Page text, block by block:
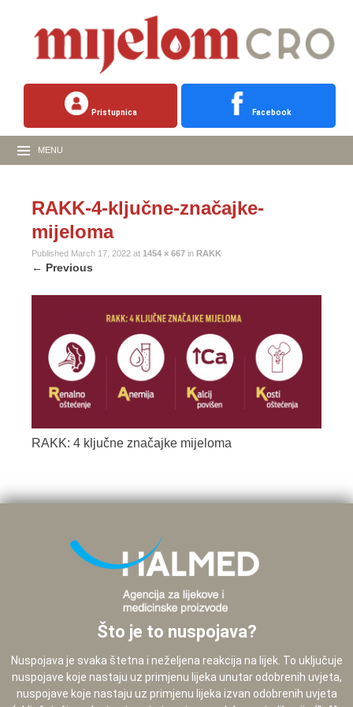
Pristupnica Facebook
MENU
RAKK-4-ključne-značajke-
mijeloma
Published March 17, 2022 at 1454 × 667 in RAKK
← Previous
RAKK: 4 ključne značajke mijeloma
Što je to nuspojava?
Nuspojava je svaka štetna i neželjena reakcija na lijek. To uključuje
nuspojave koje nastaju uz primjenu lijeka unutar odobrenih uvjeta,
nuspojave koje nastaju uz primjenu lijeka izvan odobrenih uvjeta